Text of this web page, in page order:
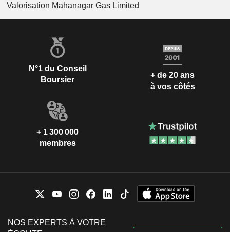
Valorisation Mahanagar Gas Limited
N°1 du Conseil
Boursier
+ de 20 ans
à vos côtés
+ 1 300 000
membres
NOS EXPERTS À VOTRE